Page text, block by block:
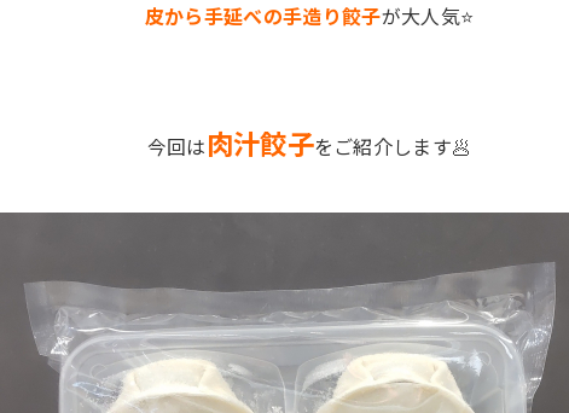
皮から手延べの手造り餃子が大人気⭐
今回は肉汁餃子をご紹介します🥟